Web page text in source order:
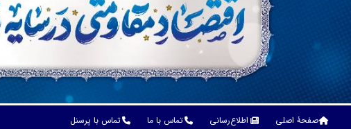
صفحۀ اصلی اطلاع‌رسانی تماس با ما تماس با پرسنل